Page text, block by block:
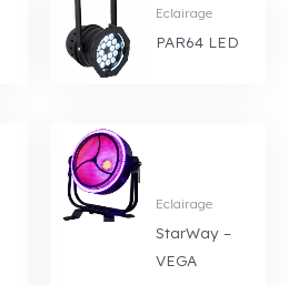
Eclairage
PAR64 LED
Eclairage
StarWay –
VEGA